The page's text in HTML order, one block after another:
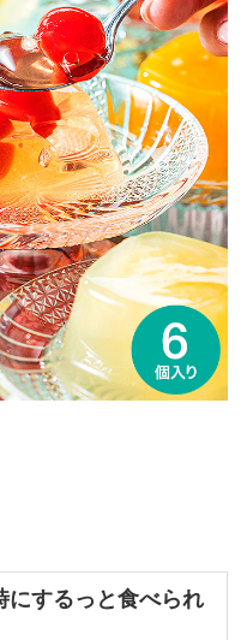
するっと食べられ